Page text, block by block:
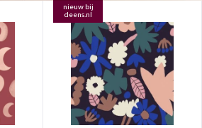
nieuw bij
deens.nl